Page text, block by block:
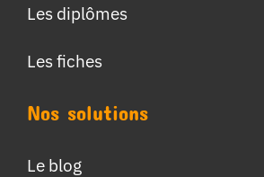
Les diplômes
Les fiches
Nos solutions
Le blog